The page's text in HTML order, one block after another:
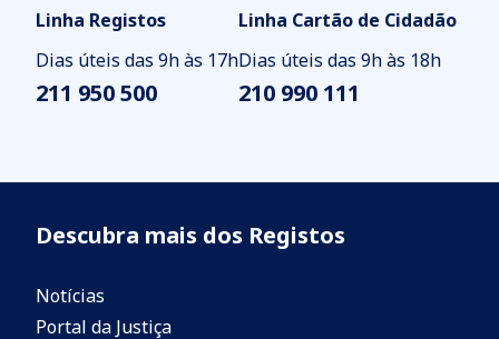
Linha Registos
Dias úteis das 9h às 17h
211 950 500
Linha Cartão de Cidadão
Dias úteis das 9h às 18h
210 990 111
Descubra mais dos Registos
Notícias
Portal da Justiça